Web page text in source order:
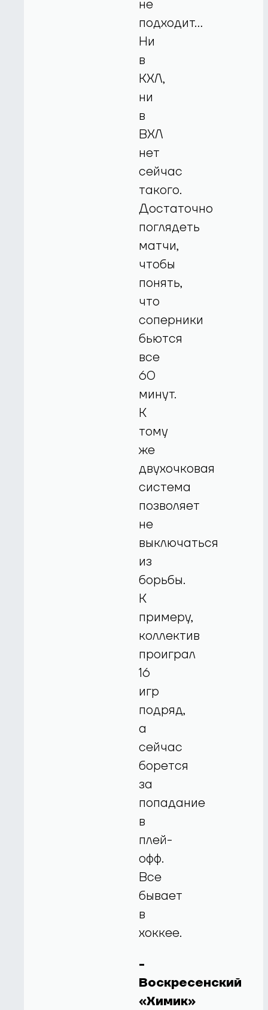
не
подходит…
Ни
в
КХЛ,
ни
в
ВХЛ
нет
сейчас
такого.
Достаточно
поглядеть
матчи,
чтобы
понять,
что
соперники
бьются
все
60
минут.
К
тому
же
двухочковая
система
позволяет
не
выключаться
из
борьбы.
К
примеру,
коллектив
проиграл
16
игр
подряд,
а
сейчас
борется
за
попадание
в
плей-
офф.
Все
бывает
в
хоккее.
-
Воскресенский
«Химик»